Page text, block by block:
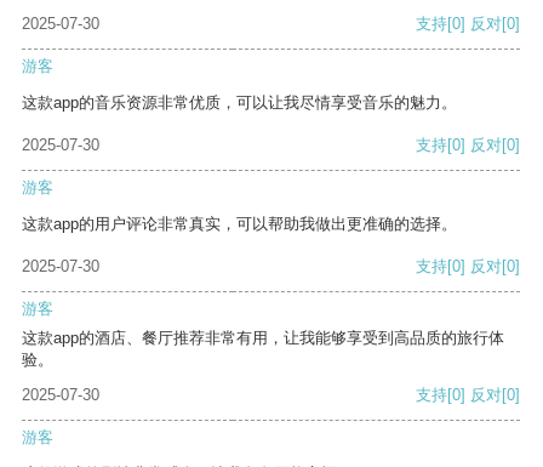
2025-07-30
支持[0] 反对[0]
游客
这款app的音乐资源非常优质，可以让我尽情享受音乐的魅力。
2025-07-30 支持[0] 反对[0]
游客
这款app的用户评论非常真实，可以帮助我做出更准确的选择。
2025-07-30 支持[0] 反对[0]
游客
这款app的酒店、餐厅推荐非常有用，让我能够享受到高品质的旅行体
验。
2025-07-30
支持[0] 反对[0]
游客